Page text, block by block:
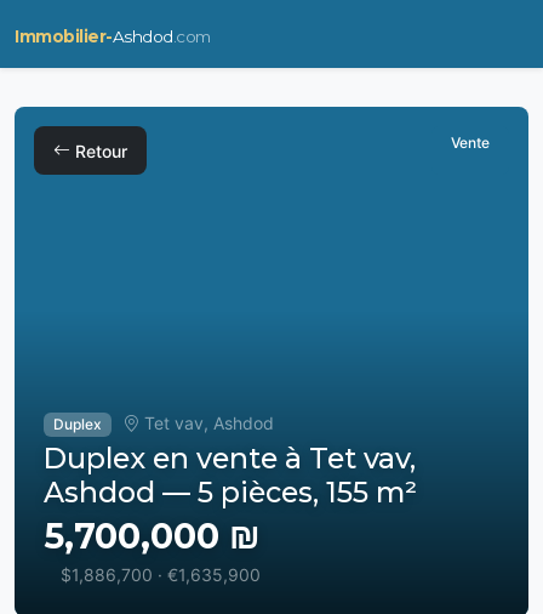
Immobilier-Ashdod .com
Retour Vente
Duplex Tet vav, Ashdod
Duplex en vente à Tet vav,
Ashdod — 5 pièces, 155 m²
5,700,000 ₪
$1,886,700 · €1,635,900